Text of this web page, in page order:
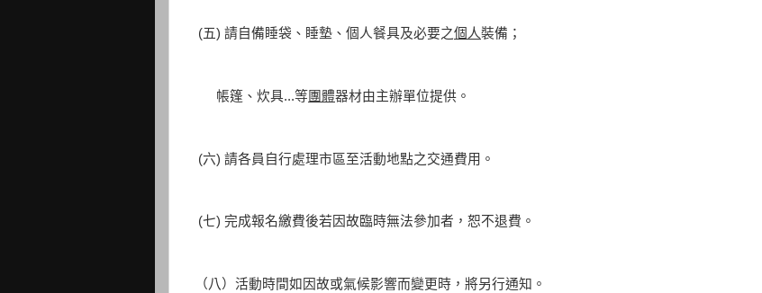
(五) 請自備睡袋、睡墊、個人餐具及必要之個人裝備；
帳篷、炊具...等 團體器材由主辦單位提供。
(六) 請各員自行處理市區至活動地點之交通費用。
(七) 完成報名繳費後若因故臨時無法參加者，恕不退費。
（八）活動時間如因故或氣候影響而變更時，將另行通知。